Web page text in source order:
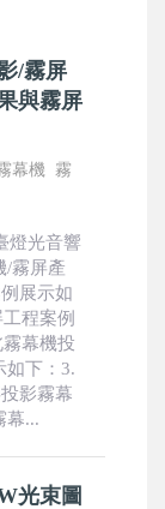
/霧屏
與霧屏
幕機
霧
燈光音響
/霧屏產
展示如
程案例
幕機投
如下：3.
影霧幕
幕...
光束圖